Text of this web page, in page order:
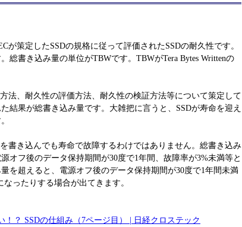
が策定したSSDの規格に従って評価されたSSDの耐久性です。
総書き込み量の単位がTBWです。TBWがTera Bytes Writtenの
法、耐久性の評価方法、耐久性の検証方法等について策定して
結果が総書き込み量です。大雑把に言うと、SSDが寿命を迎え
書き込んでも寿命で故障するわけではありません。総書き込み
オフ後のデータ保持期間が30度で1年間、故障率が3%未満等と
を超えると、電源オフ後のデータ保持期間が30度で1年間未満
ったりする場合が出てきます。
！？ SSDの仕組み（7ページ目） | 日経クロステック